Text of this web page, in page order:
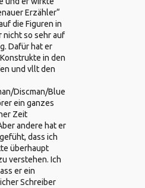
Erzähler“
die Figuren in
nicht so sehr auf
Dafür hat er
in den
und vllt den
Discman/Blue
ein ganzes
Zeit
andere hat er
dass ich
überhaupt
verstehen. Ich
er ein
Schreiber